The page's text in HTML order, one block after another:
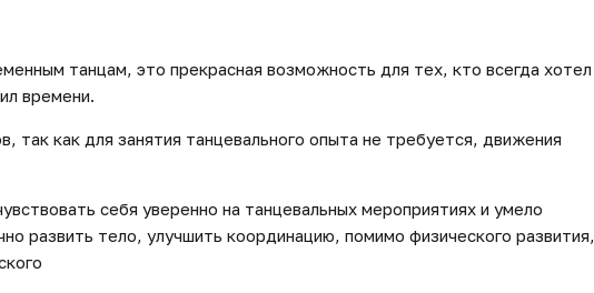
танцам, это прекрасная возможность для тех, кто всегда хотел
времени.
так как для занятия танцевального опыта не требуется, движения
себя уверенно на танцевальных мероприятиях и умело
развить тело, улучшить координацию, помимо физического развития,